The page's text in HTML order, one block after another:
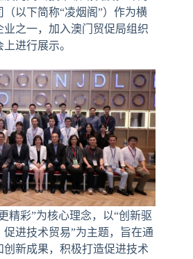
以下简称“凌烟阁”）作为横
之一，加入澳门贸促局组织
进行展示。
精彩”为核心理念，以“创新驱
进技术贸易”为主题，旨在通
新成果，积极打造促进技术